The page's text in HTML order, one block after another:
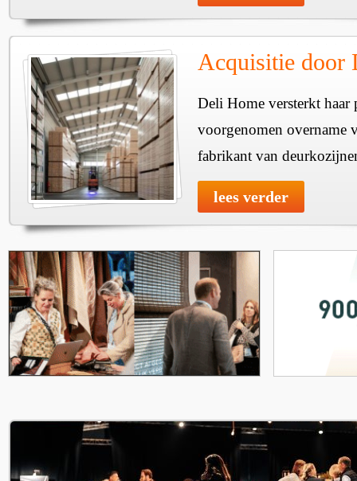
Acquisitie door
Deli Home versterkt haar
voorgenomen overname
fabrikant van
lees verder